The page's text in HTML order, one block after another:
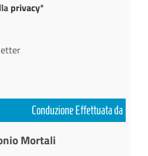
privacy*
Conduzione Effettuata da
Mortali